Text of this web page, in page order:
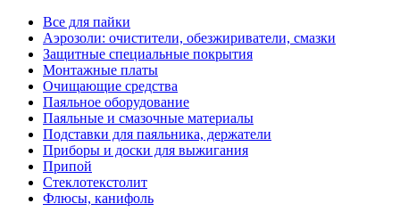
Все для пайки
Аэрозоли: очистители, обезжириватели, смазки
Защитные специальные покрытия
Монтажные платы
Очищающие средства
Паяльное оборудование
Паяльные и смазочные материалы
Подставки для паяльника, держатели
Приборы и доски для выжигания
Припой
Стеклотекстолит
Флюсы, канифоль